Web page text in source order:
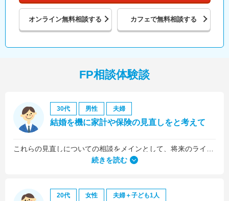
オンライン無料相談する カフェで無料相談する
FP相談体験談
30代 男性 夫婦
結婚を機に家計や保険の見直しをと考えて
続きを読む
20代 女性 夫婦＋子ども1人